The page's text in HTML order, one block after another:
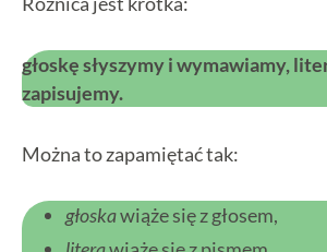
głoskę słyszymy i wymawiamy,
zapisujemy.
Można to zapamiętać tak:
głoskawiąże się z głosem,